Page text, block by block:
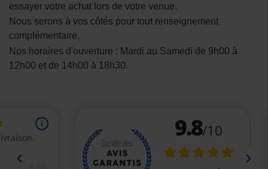
essayer votre achat lors de votre venue.
Nous serons à vos côtés pour tout renseignement
complémentaire.
Nos horaires d'ouverture : Mardi au Samedi de 9h00 à
12h00 et de 14h00 à 18h30.